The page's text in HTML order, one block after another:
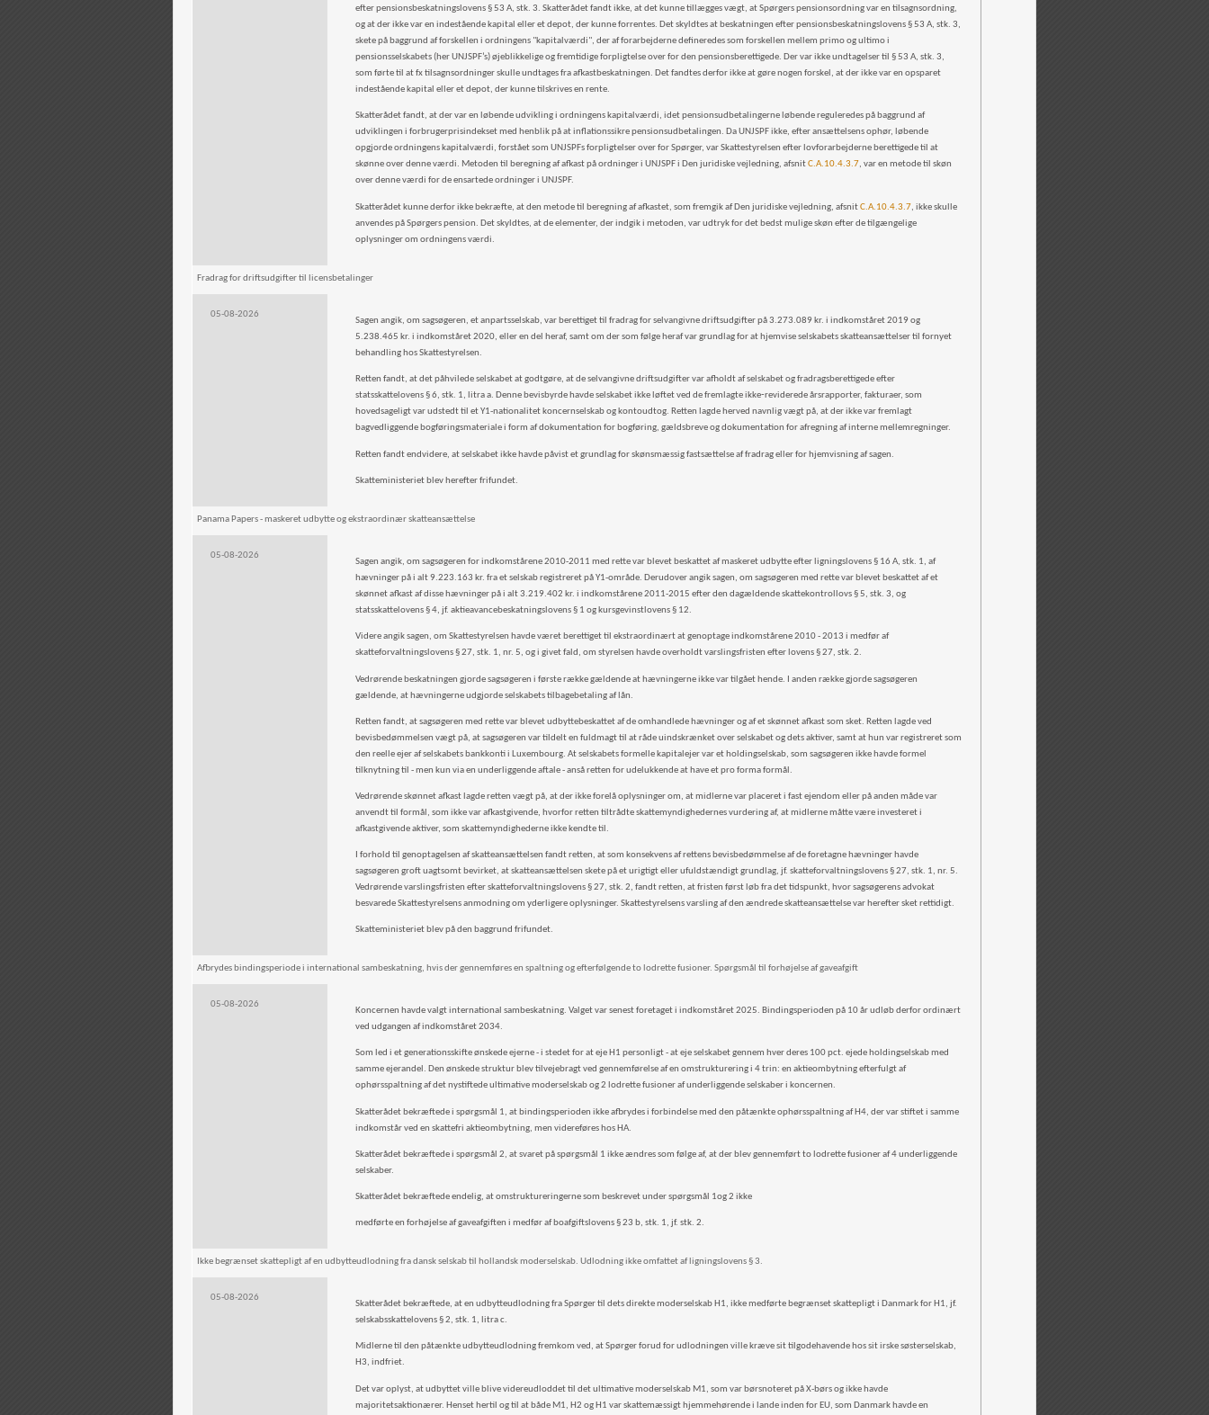
efter pensionsbeskatningslovens § 53 A, stk. 3. Skatterådet fandt ikke, at det kunne tillægges vægt, at Spørgers pensionsordning var en tilsagnsordning,
og at der ikke var en indestående kapital eller et depot, der kunne forrentes. Det skyldtes at beskatningen efter pensionsbeskatningslovens § 53 A, stk. 3,
skete på baggrund af forskellen i ordningens "kapitalværdi", der af forarbejderne defineredes som forskellen mellem primo og ultimo i
pensionsselskabets (her UNJSPF’s) øjeblikkelige og fremtidige forpligtelse over for den pensionsberettigede. Der var ikke undtagelser til § 53 A, stk. 3,
som førte til at fx tilsagnsordninger skulle undtages fra afkastbeskatningen. Det fandtes derfor ikke at gøre nogen forskel, at der ikke var en opsparet
indestående kapital eller et depot, der kunne tilskrives en rente.
Skatterådet fandt, at der var en løbende udvikling i ordningens kapitalværdi, idet pensionsudbetalingerne løbende reguleredes på baggrund af
udviklingen i forbrugerprisindekset med henblik på at inflationssikre pensionsudbetalingen. Da UNJSPF ikke, efter ansættelsens ophør, løbende
opgjorde ordningens kapitalværdi, forstået som UNJSPFs forpligtelser over for Spørger, var Skattestyrelsen efter lovforarbejderne berettigede til at
skønne over denne værdi. Metoden til beregning af afkast på ordninger i UNJSPF i Den juridiske vejledning, afsnitC.A.10.4.3.7, var en metode til skøn
over denne værdi for de ensartede ordninger i UNJSPF.
Skatterådet kunne derfor ikke bekræfte, at den metode til beregning af afkastet, som fremgik af Den juridiske vejledning, afsnitC.A.10.4.3.7, ikke skulle
anvendes på Spørgers pension. Det skyldtes, at de elementer, der indgik i metoden, var udtryk for det bedst mulige skøn efter de tilgængelige
oplysninger om ordningens værdi.
Fradrag for driftsudgifter til licensbetalinger
05-08-2026
Sagen angik, om sagsøgeren, et anpartsselskab, var berettiget til fradrag for selvangivne driftsudgifter på 3.273.089 kr. i indkomståret 2019 og
5.238.465 kr. i indkomståret 2020, eller en del heraf, samt om der som følge heraf var grundlag for at hjemvise selskabets skatteansættelser til fornyet
behandling hos Skattestyrelsen.
Retten fandt, at det påhvilede selskabet at godtgøre, at de selvangivne driftsudgifter var afholdt af selskabet og fradragsberettigede efter
statsskattelovens § 6, stk. 1, litra a. Denne bevisbyrde havde selskabet ikke løftet ved de fremlagte ikke‑reviderede årsrapporter, fakturaer, som
hovedsageligt var udstedt til et Y1-nationalitet koncernselskab og kontoudtog. Retten lagde herved navnlig vægt på, at der ikke var fremlagt
bagvedliggende bogføringsmateriale i form af dokumentation for bogføring, gældsbreve og dokumentation for afregning af interne mellemregninger.
Retten fandt endvidere, at selskabet ikke havde påvist et grundlag for skønsmæssig fastsættelse af fradrag eller for hjemvisning af sagen.
Skatteministeriet blev herefter frifundet.
Panama Papers - maskeret udbytte og ekstraordinær skatteansættelse
05-08-2026
Sagen angik, om sagsøgeren for indkomstårene 2010-2011 med rette var blevet beskattet af maskeret udbytte efter ligningslovens § 16 A, stk. 1, af
hævninger på i alt 9.223.163 kr. fra et selskab registreret på Y1-område. Derudover angik sagen, om sagsøgeren med rette var blevet beskattet af et
skønnet afkast af disse hævninger på i alt 3.219.402 kr. i indkomstårene 2011-2015 efter den dagældende skattekontrollovs § 5, stk. 3, og
statsskattelovens § 4, jf. aktieavancebeskatningslovens § 1 og kursgevinstlovens § 12.
Videre angik sagen, om Skattestyrelsen havde været berettiget til ekstraordinært at genoptage indkomstårene 2010 - 2013 i medfør af
skatteforvaltningslovens § 27, stk. 1, nr. 5, og i givet fald, om styrelsen havde overholdt varslingsfristen efter lovens § 27, stk. 2.
Vedrørende beskatningen gjorde sagsøgeren i første række gældende at hævningerne ikke var tilgået hende. I anden række gjorde sagsøgeren
gældende, at hævningerne udgjorde selskabets tilbagebetaling af lån.
Retten fandt, at sagsøgeren med rette var blevet udbyttebeskattet af de omhandlede hævninger og af et skønnet afkast som sket. Retten lagde ved
bevisbedømmelsen vægt på, at sagsøgeren var tildelt en fuldmagt til at råde uindskrænket over selskabet og dets aktiver, samt at hun var registreret som
den reelle ejer af selskabets bankkonti i Luxembourg. At selskabets formelle kapitalejer var et holdingselskab, som sagsøgeren ikke havde formel
tilknytning til - men kun via en underliggende aftale - anså retten for udelukkende at have et pro forma formål.
Vedrørende skønnet afkast lagde retten vægt på, at der ikke forelå oplysninger om, at midlerne var placeret i fast ejendom eller på anden måde var
anvendt til formål, som ikke var afkastgivende, hvorfor retten tiltrådte skattemyndighedernes vurdering af, at midlerne måtte være investeret i
afkastgivende aktiver, som skattemyndighederne ikke kendte til.
I forhold til genoptagelsen af skatteansættelsen fandt retten, at som konsekvens af rettens bevisbedømmelse af de foretagne hævninger havde
sagsøgeren groft uagtsomt bevirket, at skatteansættelsen skete på et urigtigt eller ufuldstændigt grundlag, jf. skatteforvaltningslovens § 27, stk. 1, nr. 5.
Vedrørende varslingsfristen efter skatteforvaltningslovens § 27, stk. 2, fandt retten, at fristen først løb fra det tidspunkt, hvor sagsøgerens advokat
besvarede Skattestyrelsens anmodning om yderligere oplysninger. Skattestyrelsens varsling af den ændrede skatteansættelse var herefter sket rettidigt.
Skatteministeriet blev på den baggrund frifundet.
Afbrydes bindingsperiode i international sambeskatning, hvis der gennemføres en spaltning og efterfølgende to lodrette fusioner. Spørgsmål til forhøjelse af gaveafgift
05-08-2026
Koncernen havde valgt international sambeskatning. Valget var senest foretaget i indkomståret 2025. Bindingsperioden på 10 år udløb derfor ordinært
ved udgangen af indkomståret 2034.
Som led i et generationsskifte ønskede ejerne - i stedet for at eje H1 personligt - at eje selskabet gennem hver deres 100 pct. ejede holdingselskab med
samme ejerandel. Den ønskede struktur blev tilvejebragt ved gennemførelse af en omstrukturering i 4 trin: en aktieombytning efterfulgt af
ophørsspaltning af det nystiftede ultimative moderselskab og 2 lodrette fusioner af underliggende selskaber i koncernen.
Skatterådet bekræftede i spørgsmål 1, at bindingsperioden ikke afbrydes i forbindelse med den påtænkte ophørsspaltning af H4, der var stiftet i samme
indkomstår ved en skattefri aktieombytning, men videreføres hos HA.
Skatterådet bekræftede i spørgsmål 2, at svaret på spørgsmål 1 ikke ændres som følge af, at der blev gennemført to lodrette fusioner af 4 underliggende
selskaber.
Skatterådet bekræftede endelig, at omstruktureringerne som beskrevet under spørgsmål 1og 2 ikke
medførte en forhøjelse af gaveafgiften i medfør af boafgiftslovens § 23 b, stk. 1, jf. stk. 2.
Ikke begrænset skattepligt af en udbytteudlodning fra dansk selskab til hollandsk moderselskab. Udlodning ikke omfattet af ligningslovens § 3.
05-08-2026
Skatterådet bekræftede, at en udbytteudlodning fra Spørger til dets direkte moderselskab H1, ikke medførte begrænset skattepligt i Danmark for H1, jf.
selskabsskattelovens § 2, stk. 1, litra c.
Midlerne til den påtænkte udbytteudlodning fremkom ved, at Spørger forud for udlodningen ville kræve sit tilgodehavende hos sit irske søsterselskab,
H3, indfriet.
Det var oplyst, at udbyttet ville blive videreudloddet til det ultimative moderselskab M1, som var børsnoteret på X-børs og ikke havde
majoritetsaktionærer. Henset hertil og til at både M1, H2 og H1 var skattemæssigt hjemmehørende i lande inden for EU, som Danmark havde en